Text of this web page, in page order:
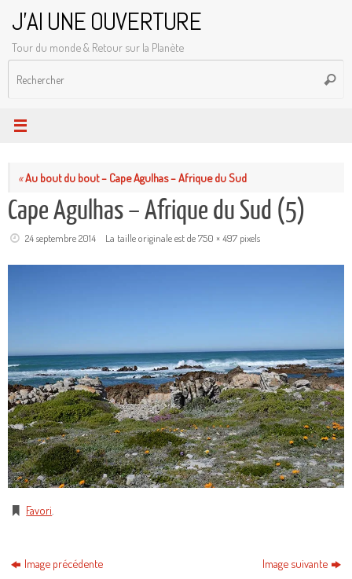
contenu
J'AI UNE OUVERTURE
Tour du monde & Retour sur la Planète
«Au bout du bout – Cape Agulhas – Afrique du Sud
Cape Agulhas – Afrique du Sud (5)
24 septembre 2014 La taille originale est de750 × 497pixels
Favori
Image précédente Image suivante